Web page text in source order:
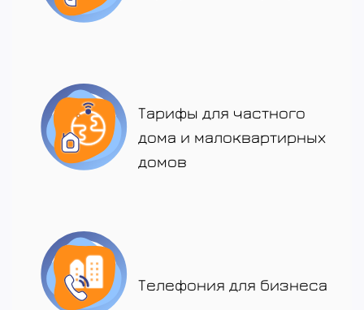
Тарифы для частного
дома и малоквартирных
домов
Телефония для бизнеса